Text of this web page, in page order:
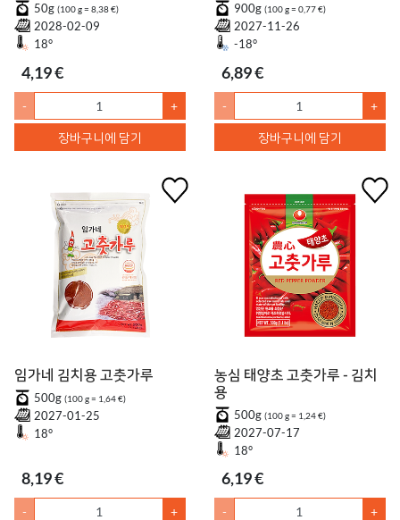
50g (100 g = 8,38 €)
2028-02-09
18°
4,19 €
- +
장바구니에 담기
900g (100 g = 0,77 €)
2027-11-26
-18°
6,89 €
- +
장바구니에 담기
임가네 김치용 고춧가루
500g (100 g = 1,64 €)
2027-01-25
18°
8,19 €
- +
농심 태양초 고춧가루 - 김치
용
500g (100 g = 1,24 €)
2027-07-17
18°
6,19 €
- +